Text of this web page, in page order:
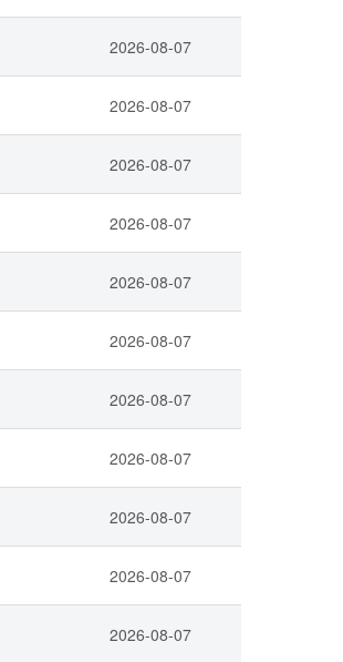
2026-08-07
2026-08-07
2026-08-07
2026-08-07
2026-08-07
2026-08-07
2026-08-07
2026-08-07
2026-08-07
2026-08-07
2026-08-07